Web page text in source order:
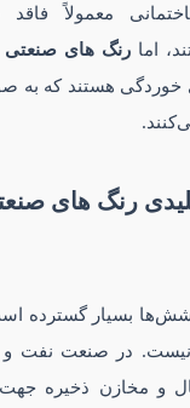
معمولاً فاقد
اما رنگ های صنعتی
خوردگی هستند که به
رنگ های
بسیار گسترده
نیست. در صنعت نفت
و مخازن ذخیره